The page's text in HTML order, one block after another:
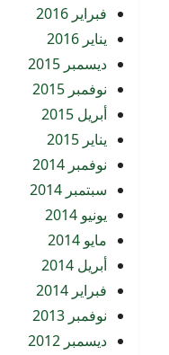
فبراير 2016
يناير 2016
ديسمبر 2015
نوفمبر 2015
أبريل 2015
يناير 2015
نوفمبر 2014
سبتمبر 2014
يونيو 2014
مايو 2014
أبريل 2014
فبراير 2014
نوفمبر 2013
ديسمبر 2012